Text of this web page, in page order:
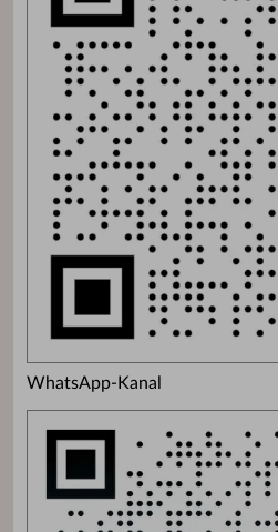
WhatsApp-Kanal